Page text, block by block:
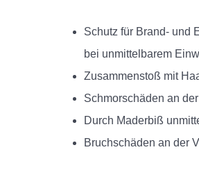
Schutz für Brand- und
bei unmittelbarem
Zusammenstoß mit
Schmorschäden an
Durch Maderbiß
Bruchschäden an der